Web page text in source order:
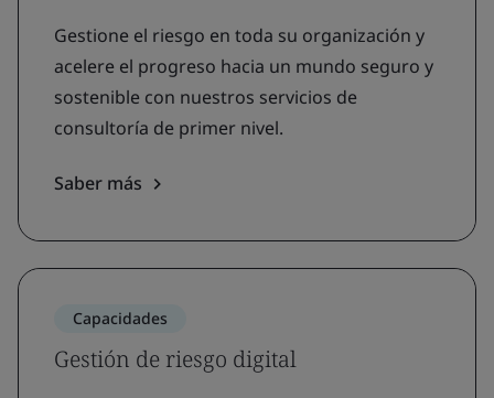
Gestione el riesgo en toda su organización y
acelere el progreso hacia un mundo seguro y
sostenible con nuestros servicios de
consultoría de primer nivel.
Saber más
Capacidades
Gestión de riesgo digital